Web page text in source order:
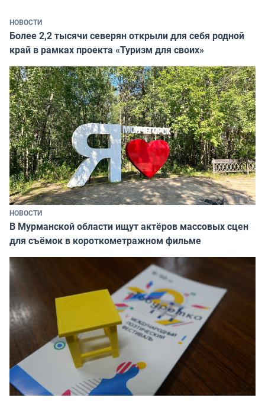
НОВОСТИ
Более 2,2 тысячи северян открыли для себя родной
край в рамках проекта «Туризм для своих»
НОВОСТИ
В Мурманской области ищут актёров массовых сцен
для съёмок в короткометражном фильме